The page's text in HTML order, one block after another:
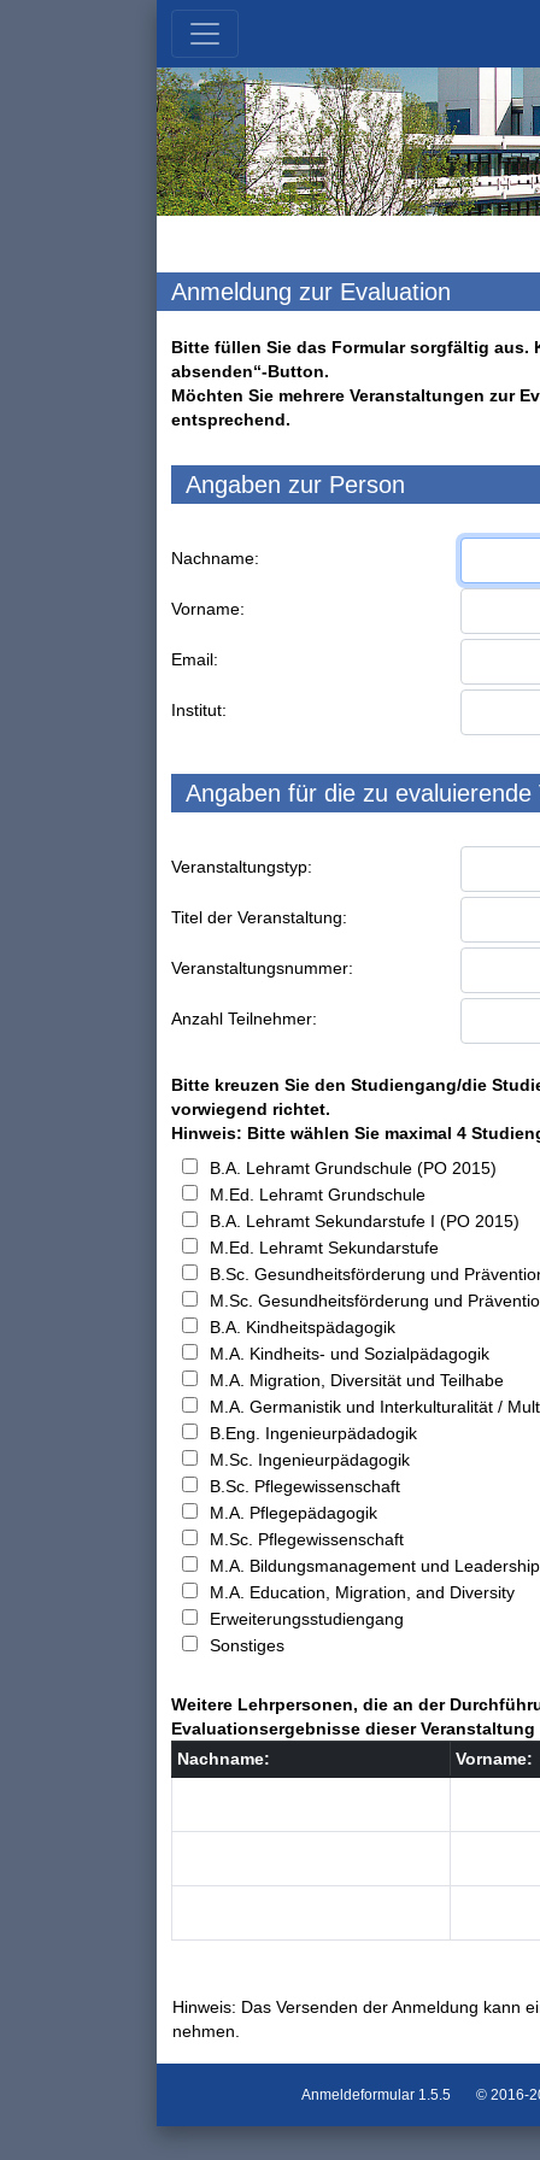
Anmeldung zur Evaluation
Bitte füllen Sie das Formular sorgfältig aus.
absenden“-Button.
Möchten Sie mehrere Veranstaltungen zur
entsprechend.
Angaben zur Person
Nachname:
Vorname:
Email:
Institut:
Angaben für die zu evaluierende
Veranstaltungstyp:
Titel der Veranstaltung:
Veranstaltungsnummer:
Anzahl Teilnehmer:
Bitte kreuzen Sie den Studiengang/die
vorwiegend richtet.
Hinweis: Bitte wählen Sie maximal 4
B.A. Lehramt Grundschule (PO 2015)
M.Ed. Lehramt Grundschule
B.A. Lehramt Sekundarstufe I (PO 2015)
M.Ed. Lehramt Sekundarstufe
B.Sc. Gesundheitsförderung und
M.Sc. Gesundheitsförderung und
B.A. Kindheitspädagogik
M.A. Kindheits- und Sozialpädagogik
M.A. Migration, Diversität und Teilhabe
M.A. Germanistik und Interkulturalität /
B.Eng. Ingenieurpädadogik
M.Sc. Ingenieurpädagogik
B.Sc. Pflegewissenschaft
M.A. Pflegepädagogik
M.Sc. Pflegewissenschaft
M.A. Bildungsmanagement und
M.A. Education, Migration, and Diversity
Erweiterungsstudiengang
Sonstiges
Weitere Lehrpersonen, die an der
Evaluationsergebnisse dieser
Nachname:
Vorname:
Hinweis: Das Versenden der Anmeldung kann
nehmen.
Anmeldeformular 1.5.5 © 2016-